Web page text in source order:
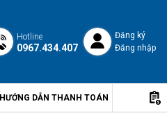
Hotline
0967.434.407
Đăng ký
Đăng nhập
HƯỚNG DẪN THANH TOÁN